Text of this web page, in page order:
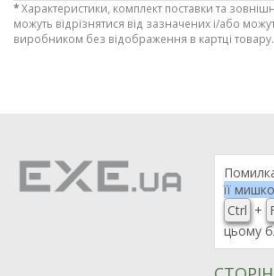
*Характеристики, комплект поставки та
можуть відрізнятися від зазначених і/або
виробником без відображення в картці товару.
її
Ctrl +
цьому